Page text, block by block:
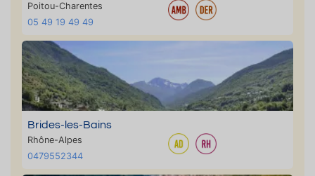
Poitou-Charentes
05 49 19 49 49
Brides-les-Bains
Rhône-Alpes
0479552344